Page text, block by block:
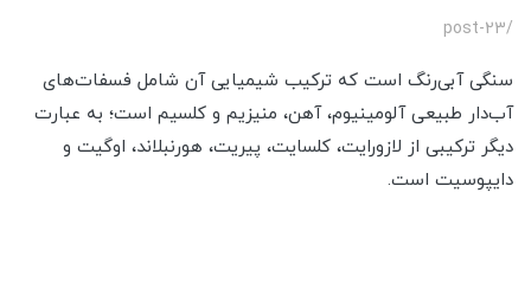
/post-23
سنگی آبی‌رنگ است که ترکیب شیمیایی آن شامل فسفات‌های
آب‌دار طبیعی آلومینیوم، آهن، منیزیم و کلسیم است؛ به عبارت
دیگر ترکیبی از لازورایت، کلسایت، پیریت، هورنبلاند، اوگیت و
دایپوسیت است.